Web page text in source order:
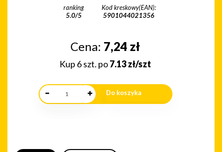
ranking
5.0/5
Kod kreskowy(EAN):
5901044021356
Cena: 7,24 zł
Kup 6 szt. po7.13 zł/szt